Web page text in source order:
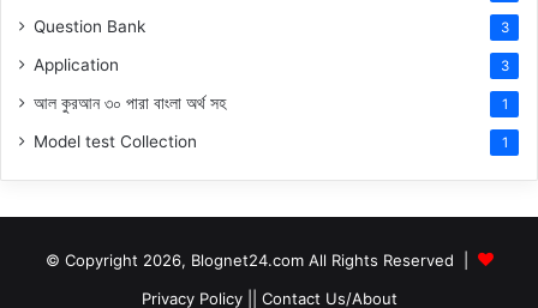
Question Bank 3
Application 3
আল কুরআন ৩০ পারা বাংলা অর্থ সহ 1
Model test Collection 1
© Copyright 2026, Blognet24.com All Rights Reserved |
Privacy Policy|| Contact Us/About